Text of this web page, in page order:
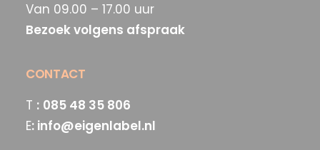
Van 09.00 – 17.00 uur
Bezoek volgens afspraak
CONTACT
T : 085 48 35 806
E: info@eigenlabel.nl